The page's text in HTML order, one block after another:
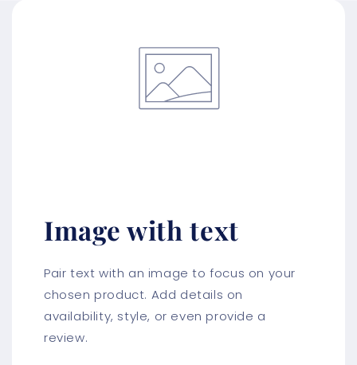
Image with text
Pair text with an image to focus on your
chosen product. Add details on
availability, style, or even provide a
review.